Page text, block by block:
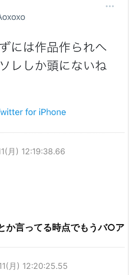
月) 12:19:38.66
か言ってる時点でもうバ○ア
月) 12:20:25.55